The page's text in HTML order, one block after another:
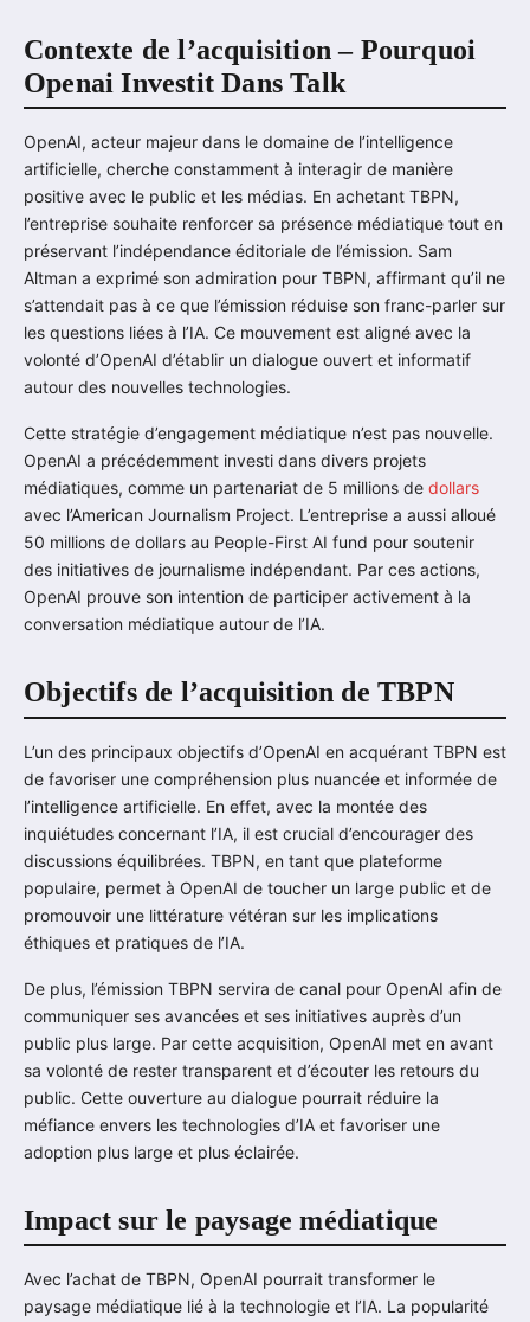
Contexte de l’acquisition – Pourquoi
Openai Investit Dans Talk
OpenAI, acteur majeur dans le domaine de l’intelligence
artificielle, cherche constamment à interagir de manière
positive avec le public et les médias. En achetant TBPN,
l’entreprise souhaite renforcer sa présence médiatique tout en
préservant l’indépendance éditoriale de l’émission. Sam
Altman a exprimé son admiration pour TBPN, affirmant qu’il ne
s’attendait pas à ce que l’émission réduise son franc-parler sur
les questions liées à l’IA. Ce mouvement est aligné avec la
volonté d’OpenAI d’établir un dialogue ouvert et informatif
autour des nouvelles technologies.
Cette stratégie d’engagement médiatique n’est pas nouvelle.
OpenAI a précédemment investi dans divers projets
médiatiques, comme un partenariat de 5 millions de dollars
avec l’American Journalism Project. L’entreprise a aussi alloué
50 millions de dollars au People-First AI fund pour soutenir
des initiatives de journalisme indépendant. Par ces actions,
OpenAI prouve son intention de participer activement à la
conversation médiatique autour de l’IA.
Objectifs de l’acquisition de TBPN
L’un des principaux objectifs d’OpenAI en acquérant TBPN est
de favoriser une compréhension plus nuancée et informée de
l’intelligence artificielle. En effet, avec la montée des
inquiétudes concernant l’IA, il est crucial d’encourager des
discussions équilibrées. TBPN, en tant que plateforme
populaire, permet à OpenAI de toucher un large public et de
promouvoir une littérature vétéran sur les implications
éthiques et pratiques de l’IA.
De plus, l’émission TBPN servira de canal pour OpenAI afin de
communiquer ses avancées et ses initiatives auprès d’un
public plus large. Par cette acquisition, OpenAI met en avant
sa volonté de rester transparent et d’écouter les retours du
public. Cette ouverture au dialogue pourrait réduire la
méfiance envers les technologies d’IA et favoriser une
adoption plus large et plus éclairée.
Impact sur le paysage médiatique
Avec l’achat de TBPN, OpenAI pourrait transformer le
paysage médiatique lié à la technologie et l’IA. La popularité